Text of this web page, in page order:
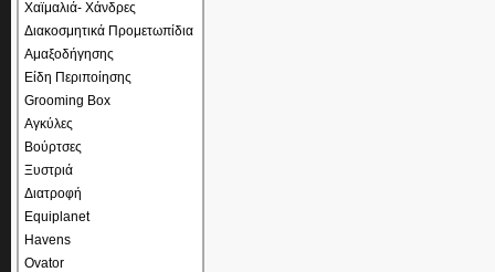
Χαϊμαλιά- Χάνδρες
Διακοσμητικά Προμετωπίδια
Αμαξοδήγησης
Είδη Περιποίησης
Grooming Box
Αγκύλες
Βούρτσες
Ξυστριά
Διατροφή
Equiplanet
Havens
Ovator